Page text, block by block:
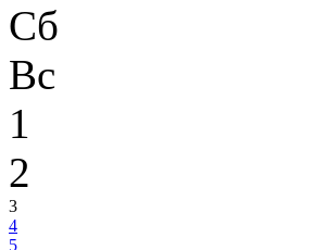
Сб
Вс
1
2
3
4
5